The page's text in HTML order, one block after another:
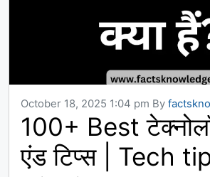
October 18, 2025 1:04 pm By
100+ Best
एंड टिप्स | Tech